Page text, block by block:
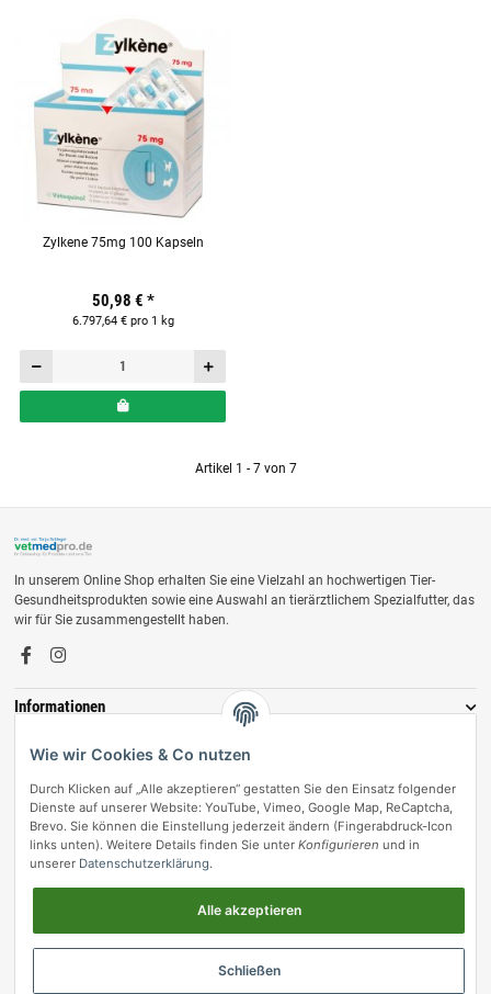
Zylkene 75mg 100 Kapseln
50,98 € *
6.797,64 € pro 1 kg
Artikel 1 - 7 von 7
In unserem Online Shop erhalten Sie eine Vielzahl an hochwertigen Tier-
Gesundheitsprodukten sowie eine Auswahl an tierärztlichem Spezialfutter, das
wir für Sie zusammengestellt haben.
Informationen
Zahlungsmöglichkeiten
Vertrag widerrufen
Wie wir Cookies & Co nutzen
Durch Klicken auf „Alle akzeptieren“ gestatten Sie den Einsatz folgender
Dienste auf unserer Website: YouTube, Vimeo, Google Map, ReCaptcha,
Brevo. Sie können die Einstellung jederzeit ändern (Fingerabdruck-Icon
links unten). Weitere Details finden Sie unter Konfigurieren und in
unserer Datenschutzerklärung.
Alle akzeptieren
Schließen